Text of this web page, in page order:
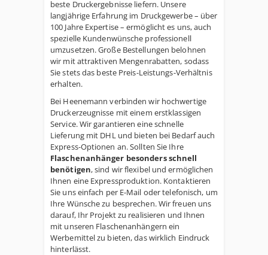
beste Druckergebnisse liefern. Unsere
langjährige Erfahrung im Druckgewerbe – über
100 Jahre Expertise – ermöglicht es uns, auch
spezielle Kundenwünsche professionell
umzusetzen. Große Bestellungen belohnen
wir mit attraktiven Mengenrabatten, sodass
Sie stets das beste Preis-Leistungs-Verhältnis
erhalten.
Bei Heenemann verbinden wir hochwertige
Druckerzeugnisse mit einem erstklassigen
Service. Wir garantieren eine schnelle
Lieferung mit DHL und bieten bei Bedarf auch
Express-Optionen an. Sollten Sie Ihre
Flaschenanhänger besonders schnell
benötigen, sind wir flexibel und ermöglichen
Ihnen eine Expressproduktion. Kontaktieren
Sie uns einfach per E-Mail oder telefonisch, um
Ihre Wünsche zu besprechen. Wir freuen uns
darauf, Ihr Projekt zu realisieren und Ihnen
mit unseren Flaschenanhängern ein
Werbemittel zu bieten, das wirklich Eindruck
hinterlässt.